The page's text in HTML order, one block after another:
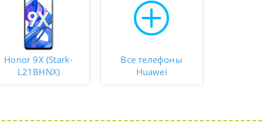
Honor 9X (Stark-
L21BHNX)
Все телефоны
Huawei